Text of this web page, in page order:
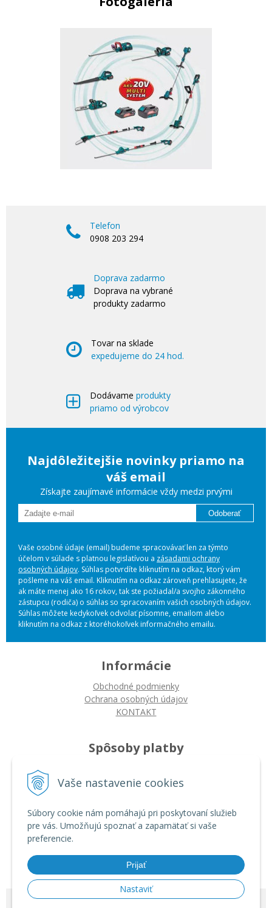
Vaše nastavenie cookies
Súbory cookie nám pomáhajú pri poskytovaní služieb
pre vás. Umožňujú spoznať a zapamätať si vaše
preferencie.
Prijať
Nastaviť
Telefon
0908 203 294
Doprava zadarmo
Doprava na vybrané
produkty zadarmo
Tovar na sklade
expedujeme do 24 hod.
Dodávame produkty
priamo od výrobcov
Najdôležitejšie novinky priamo na
váš email
Získajte zaujímavé informácie vždy medzi prvými
Odoberať
Vaše osobné údaje (email) budeme spracovávať len za týmto
účelom v súlade s platnou legislatívou a zásadami ochrany
osobných údajov. Súhlas potvrdíte kliknutím na odkaz, ktorý vám
pošleme na váš email. Kliknutím na odkaz zároveň prehlasujete, že
ak máte menej ako 16 rokov, tak ste požiadal/a svojho zákonného
zástupcu (rodiča) o súhlas so spracovaním vašich osobných údajov.
Súhlas môžete kedykoľvek odvolať písomne, emailom alebo
kliknutím na odkaz z ktoréhokoľvek informačného emailu.
Informácie
Obchodné podmienky
Ochrana osobných údajov
KONTAKT
Spôsoby platby
Platba bankovým prevodom
Ako nakupovať
Autorizované servisy
© 2026 ARDIN •tvorba eshopu cez UNIobchod,webhostingspoločnosti